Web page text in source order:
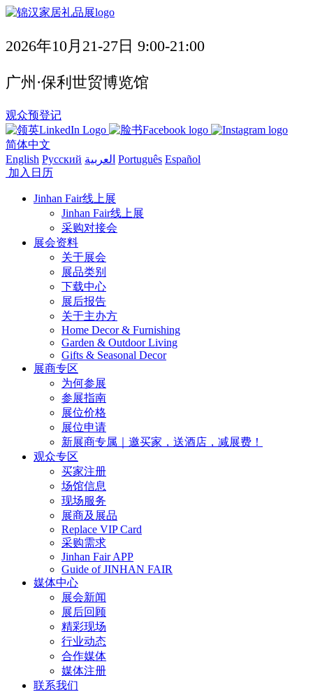
2026年10月21-27日 9:00-21:00
广州·保利世贸博览馆
观众预登记
简体中文
English Русский العربية Português Español
加入日历
Jinhan Fair线上展
Jinhan Fair线上展
采购对接会
展会资料
关于展会
展品类别
下载中心
展后报告
关于主办方
Home Decor & Furnishing
Garden & Outdoor Living
Gifts & Seasonal Decor
展商专区
为何参展
参展指南
展位价格
展位申请
新展商专属｜邀买家，送酒店，减展费！
观众专区
买家注册
场馆信息
现场服务
展商及展品
Replace VIP Card
采购需求
Jinhan Fair APP
Guide of JINHAN FAIR
媒体中心
展会新闻
展后回顾
精彩现场
行业动态
合作媒体
媒体注册
联系我们